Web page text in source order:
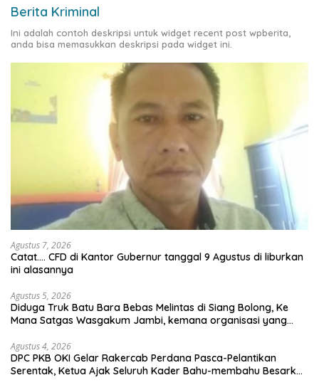
Berita Kriminal
Ini adalah contoh deskripsi untuk widget recent post wpberita,
anda bisa memasukkan deskripsi pada widget ini.
Agustus 7, 2026
Catat…. CFD di Kantor Gubernur tanggal 9 Agustus di liburkan
ini alasannya
Agustus 5, 2026
Diduga Truk Batu Bara Bebas Melintas di Siang Bolong, Ke
Mana Satgas Wasgakum Jambi, kemana organisasi yang
Agustus 4, 2026
DPC PKB OKI Gelar Rakercab Perdana Pasca-Pelantikan
Serentak, Ketua Ajak Seluruh Kader Bahu-membahu Besarkan